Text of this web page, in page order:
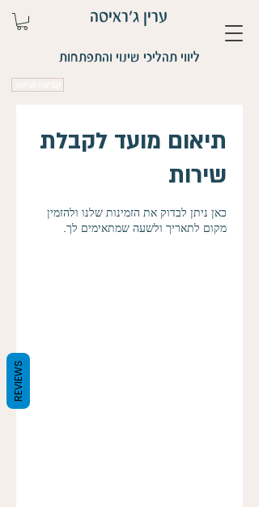
ערין ג'ראיסה
ליווי תהליכי שינוי והתפתחות
תיאום מועד לקבלת
שירות
כאן ניתן לבדוק את הזמינות שלנו ולהזמין
מקום לתאריך ולשעה שמתאימים לך.
REVIEWS